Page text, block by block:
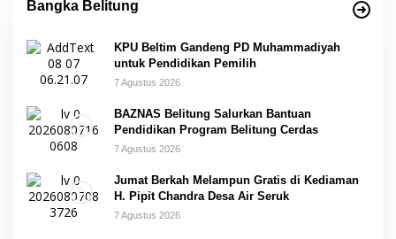
Bangka Belitung
KPU Beltim Gandeng PD Muhammadiyah
untuk Pendidikan Pemilih
7 Agustus 2026
BAZNAS Belitung Salurkan Bantuan
Pendidikan Program Belitung Cerdas
7 Agustus 2026
Jumat Berkah Melampun Gratis di Kediaman
H. Pipit Chandra Desa Air Seruk
7 Agustus 2026